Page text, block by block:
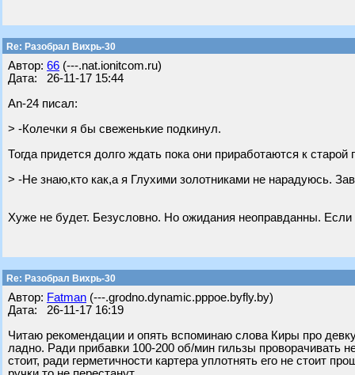
Re: Разобрал Вихрь-30
Автор: 66 (---.nat.ionitcom.ru)
Дата: 26-11-17 15:44
An-24 писал:
> -Колечки я бы свеженькие подкинул.
Тогда придется долго ждать пока они приработаются к старой
> -Не знаю,кто как,а я Глухими золотниками не нарадуюсь.
Хуже не будет. Безусловно. Но ожидания неоправданны. Если
Re: Разобрал Вихрь-30
Автор: Fatman (---.grodno.dynamic.pppoe.byfly.by)
Дата: 26-11-17 16:19
Читаю рекомендации и опять вспоминаю слова Киры про
ладно. Ради прибавки 100-200 об/мин гильзы проворачивать
стоит, ради герметичности картера уплотнять его не стоит